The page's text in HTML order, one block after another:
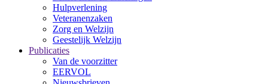
Hulpverlening
Veteranenzaken
Zorg en Welzijn
Geestelijk Welzijn
Publicaties
Van de voorzitter
EERVOL